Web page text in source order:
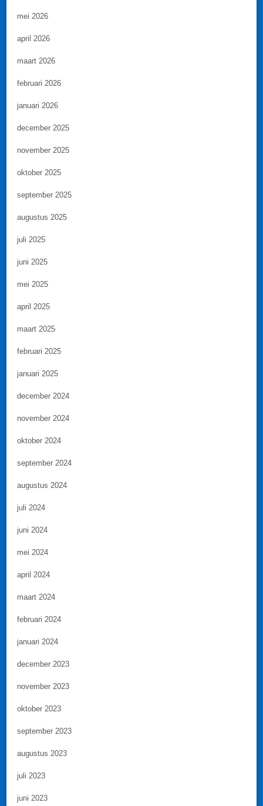
mei 2026
april 2026
maart 2026
februari 2026
januari 2026
december 2025
november 2025
oktober 2025
september 2025
augustus 2025
juli 2025
juni 2025
mei 2025
april 2025
maart 2025
februari 2025
januari 2025
december 2024
november 2024
oktober 2024
september 2024
augustus 2024
juli 2024
juni 2024
mei 2024
april 2024
maart 2024
februari 2024
januari 2024
december 2023
november 2023
oktober 2023
september 2023
augustus 2023
juli 2023
juni 2023